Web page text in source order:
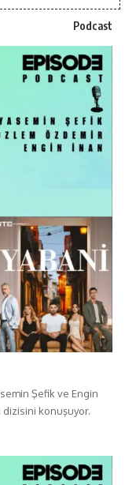
Podcast
Şefik ve Engin
dizisini konuşuyor.